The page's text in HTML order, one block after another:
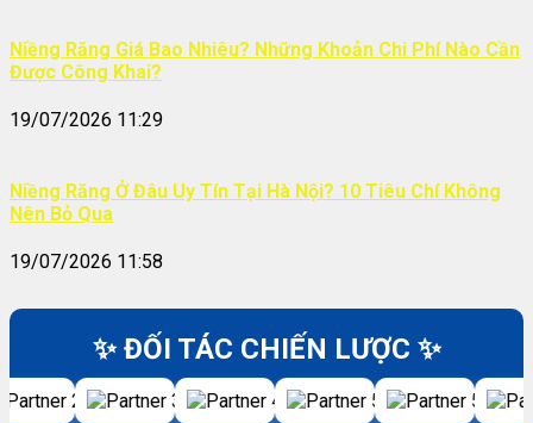
Niềng Răng Giá Bao Nhiêu? Những Khoản Chi Phí Nào Cần
Được Công Khai?
19/07/2026 11:29
Niềng Răng Ở Đâu Uy Tín Tại Hà Nội? 10 Tiêu Chí Không
Nên Bỏ Qua
19/07/2026 11:58
✨ ĐỐI TÁC CHIẾN LƯỢC ✨